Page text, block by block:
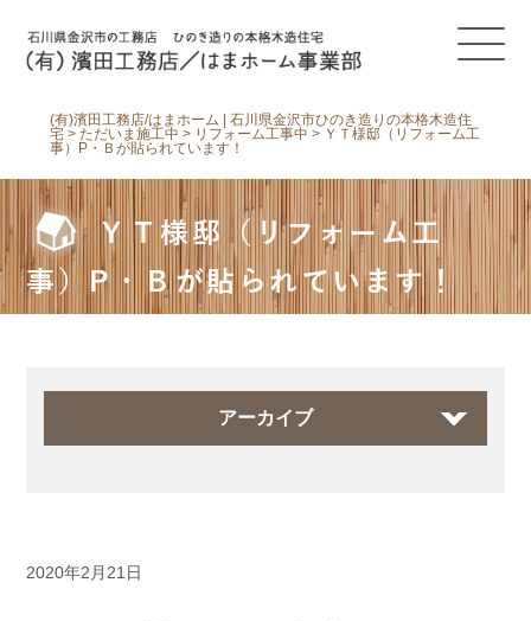
(有)濱田工務店/はまホーム | 石川県金沢市ひのき造りの本格木造住
宅 >ただいま施工中 > リフォーム工事中 > ＹＴ様邸（リフォーム工
事）P・Ｂが貼られています！
ＹＴ様邸（リフォーム工
事）P・Ｂが貼られています！
アーカイブ
2020年2月21日